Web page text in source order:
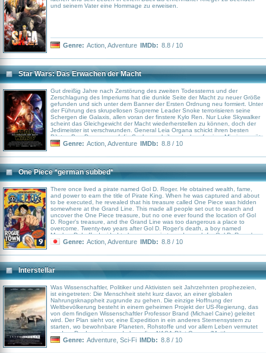
und seinem Vater eine Hommage zu erweisen.
Genre: Action Adventure IMDb: 8.8 / 10
Star Wars: Das Erwachen der Macht
Gut dreißig Jahre nach Zerstörung des zweiten Todessterns und der
Zerschlagung des Imperiums hat die dunkle Seite der Macht zu neuer Größe
gefunden und sich unter dem Banner der Ersten Ordnung neu formiert. Unter
der Führung des skrupellosen Supreme Leader Snoke terrorisieren seine
Schergen die Galaxis, allen voran der finstere Kylo Ren. Nur Luke Skywalker
scheint das Gleichgewicht der Macht wiederherstellen zu können, doch der
Jedimeister ist verschwunden. General Leia Organa schickt ihren besten
Piloten Poe Dameron auf die Suche nach ihm, doch auf seiner Mission gerät
er in Gefangenschaft. Der fahnenflüchtige Sturmtruppler FN-2187 alias Finn
Planeten Jakku, wo sie auf die Schrottsammlerin Rey treffen. Und auch der
kleine Roboter BB-8 spielt auf der Suche nach Luke eine entscheidende
Rolle.
Genre: Action Adventure IMDb: 8.8 / 10
One Piece *german subbed*
There once lived a pirate named Gol D. Roger. He obtained wealth, fame,
and power to earn the title of Pirate King. When he was captured and about
to be executed, he revealed that his treasure called One Piece was hidden
somewhere at the Grand Line. This made all people set out to search and
uncover the One Piece treasure, but no one ever found the location of Gol
D. Roger's treasure, and the Grand Line was too dangerous a place to
overcome. Twenty-two years after Gol D. Roger's death, a boy named
Monkey D. Luffy decided to become a pirate and search for Gol D. Roger's
treasure to become the next Pirate King.
Genre: Action Adventure IMDb: 8.8 / 10
Interstellar
Was Wissenschaftler, Politiker und Aktivisten seit Jahrzehnten prophezeien,
ist eingetreten: Die Menschheit steht kurz davor, an einer globalen
Nahrungsknappheit zugrunde zu gehen. Die einzige Hoffnung der
Weltbevölkerung besteht in einem geheimen Projekt der US-Regierung, das
von dem findigen Wissenschaftler Professor Brand (Michael Caine) geleitet
wird. Der Plan sieht vor, eine Expedition in ein anderes Sternensystem zu
starten, wo bewohnbare Planeten, Rohstoffe und vor allem Leben vermutet
werden. Der Ingenieur und ehemalige NASA-Pilot Cooper (Matthew
McConaughey) und Brands Tochter Amelia (Anne Hathaway) führen die
Genre: Adventure Sci-Fi IMDb: 8.8 / 10